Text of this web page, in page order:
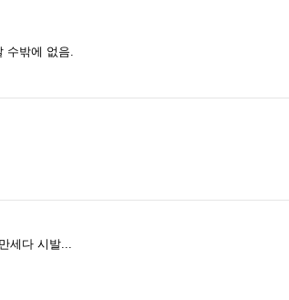
수밖에 없음.
세다 시발...